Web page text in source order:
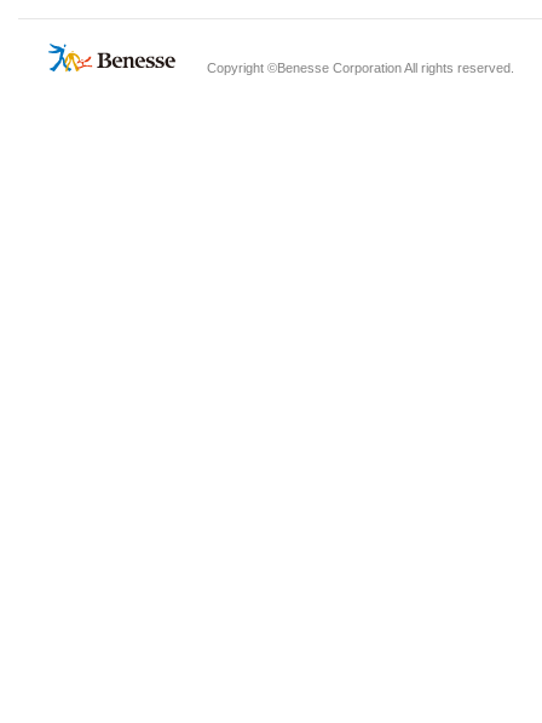
Copyright ©Benesse Corporation All rights reserved.